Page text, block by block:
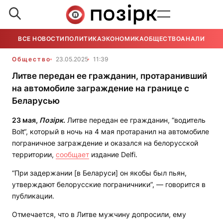
ВСЕ НОВОСТИ ПОЛИТИКАЭКОНОМИКАОБЩЕСТВОАНАЛИТИКА
Общество 23.05.2025 11:39
Литве передан ее гражданин, протаранивший
на автомобиле заграждение на границе с
Беларусью
23 мая, Позірк. Литве передан ее гражданин, “водитель
Bolt“, который в ночь на 4 мая протаранил на автомобиле
пограничное заграждение и оказался на белорусской
территории, сообщает издание Delfi.
“При задержании [в Беларуси] он якобы был пьян,
утверждают белорусские пограничники”, — говорится в
публикации.
Отмечается, что в Литве мужчину допросили, ему